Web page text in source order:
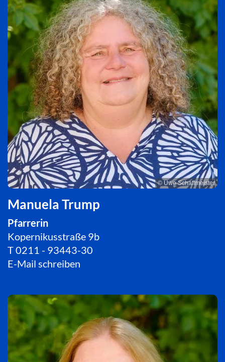
© Uwe Schaffmeister
Manuela Trump
Pfarrerin
Kopernikusstraße 9b
T0211 - 93443-30
E-Mail schreiben